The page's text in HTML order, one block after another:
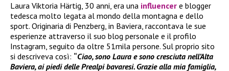
Laura Viktoria Härtig, 30 anni, era una influencer e blogger
tedesca molto legata al mondo della montagna e dello
sport. Originaria di Penzberg, in Baviera, raccontava le sue
esperienze attraverso il suo blog personale e il profilo
Instagram, seguito da oltre 51mila persone. Sul proprio sito
si descriveva così: “Ciao, sono Laura e sono cresciuta nell’Alta
Baviera, ai piedi delle Prealpi bavaresi. Grazie alla mia famiglia,